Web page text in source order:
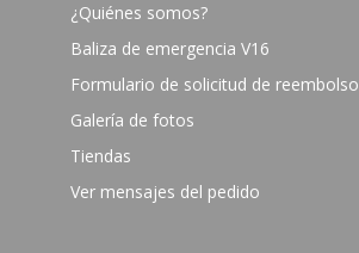
¿Quiénes somos?
Baliza de emergencia V16
Formulario de solicitud de reembolso
Galería de fotos
Tiendas
Ver mensajes del pedido